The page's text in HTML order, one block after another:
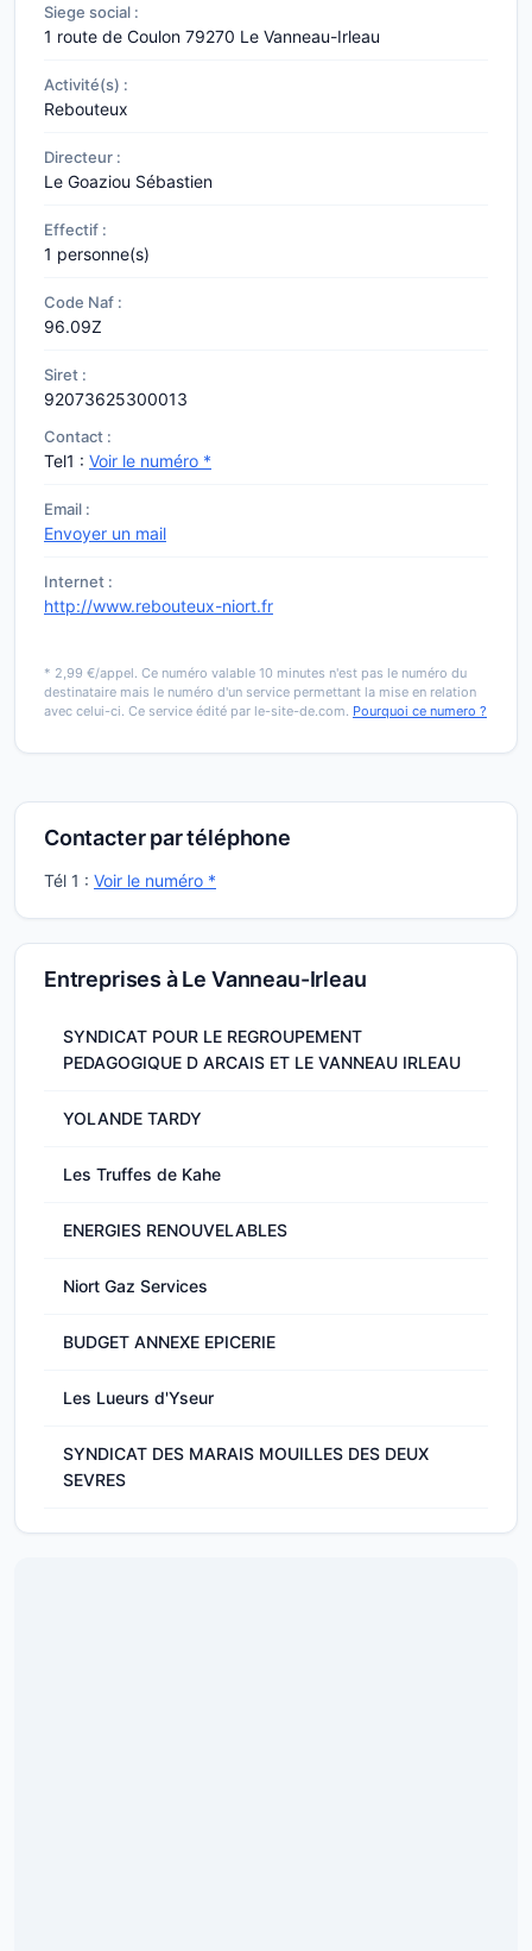
Siege social :
1 route de Coulon 79270 Le Vanneau-Irleau
Activité(s) :
Rebouteux
Directeur :
Le Goaziou Sébastien
Effectif :
1 personne(s)
Code Naf :
96.09Z
Siret :
92073625300013
Contact :
Tel1 : Voir le numéro *
Email :
Envoyer un mail
Internet :
http://www.rebouteux-niort.fr
* 2,99 €/appel. Ce numéro valable 10 minutes n'est pas le numéro du
destinataire mais le numéro d'un service permettant la mise en relation
avec celui-ci. Ce service édité par le-site-de.com. Pourquoi ce numero ?
Contacter par téléphone
Tél 1 : Voir le numéro *
Entreprises à Le Vanneau-Irleau
SYNDICAT POUR LE REGROUPEMENT
PEDAGOGIQUE D ARCAIS ET LE VANNEAU IRLEAU
YOLANDE TARDY
Les Truffes de Kahe
ENERGIES RENOUVELABLES
Niort Gaz Services
BUDGET ANNEXE EPICERIE
Les Lueurs d'Yseur
SYNDICAT DES MARAIS MOUILLES DES DEUX
SEVRES